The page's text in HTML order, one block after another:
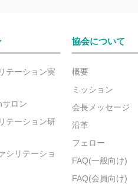
テーション実
ロン
テーション研
シリテーショ
協会について
概要
ミッション
会長メッセージ
沿革
フェロー
FAQ(一般向け)
FAQ(会員向け)